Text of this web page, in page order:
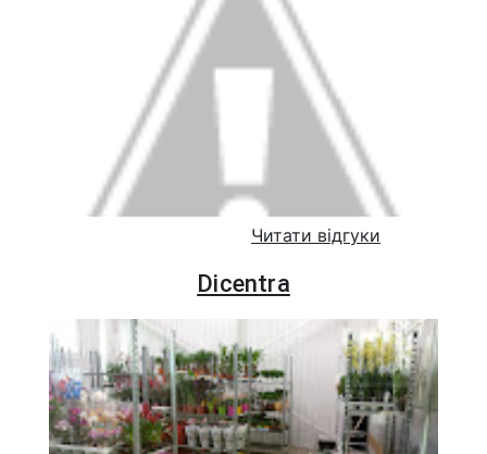
Читати відгуки
Dicentra